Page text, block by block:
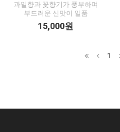
과일향과 꽃향기가 풍부하며
부드러운 신맛이 일품
15,000원
1